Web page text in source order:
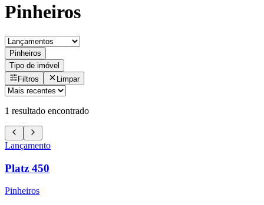
Pinheiros
Pinheiros
Tipo de imóvel
Filtros
Limpar
1 resultado encontrado
Lançamento
Platz 450
Pinheiros